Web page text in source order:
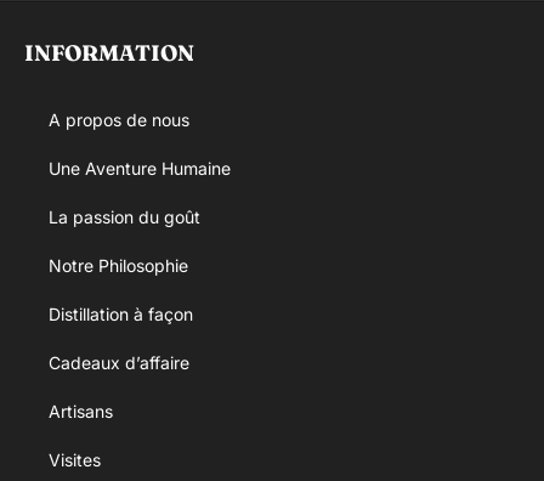
INFORMATION
A propos de nous
Une Aventure Humaine
La passion du goût
Notre Philosophie
Distillation à façon
Cadeaux d’affaire
Artisans
Visites